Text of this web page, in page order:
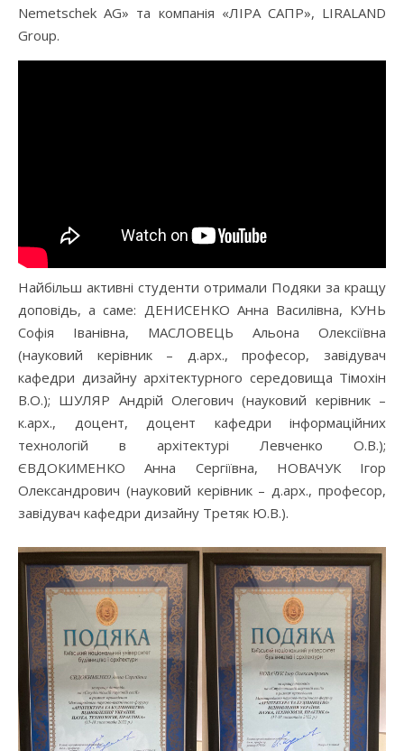
Nemetschek AG» та компанія «ЛІРА САПР», LIRALAND
Group.
Найбільш активні студенти отримали Подяки за кращу
доповідь, а саме: ДЕНИСЕНКО Анна Василівна, КУНЬ
Софія Іванівна, МАСЛОВЕЦЬ Альона Олексіївна
(науковий керівник – д.арх., професор, завідувач
кафедри дизайну архітектурного середовища Тімохін
В.О.); ШУЛЯР Андрій Олегович (науковий керівник –
к.арх., доцент, доцент кафедри інформаційних
технологій в архітектурі Левченко О.В.);
ЄВДОКИМЕНКО Анна Сергіївна, НОВАЧУК Ігор
Олександрович (науковий керівник – д.арх., професор,
завідувач кафедри дизайну Третяк Ю.В.).